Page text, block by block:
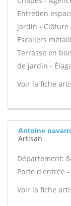
Entretien
jardin - Clôture
Escaliers
Terrasse en
de jardin -
Voir la fiche
Antoine
Artisan
Département:
Porte d'entrée -
Voir la fiche